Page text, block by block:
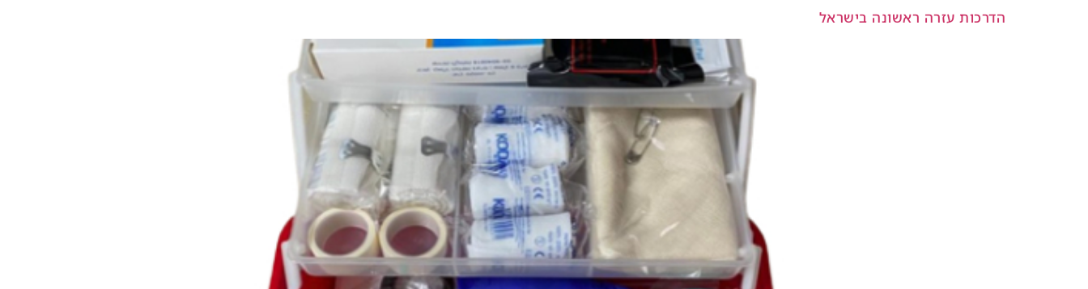
הדרכות עזרה ראשונה בישראל